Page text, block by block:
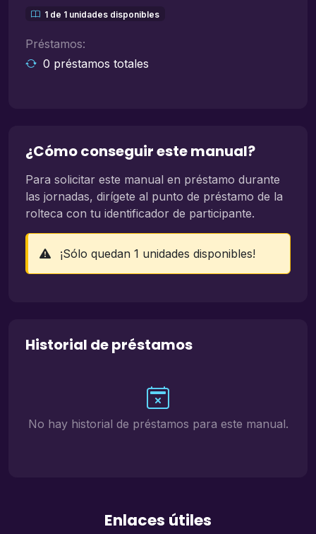
1 de 1 unidades disponibles
Préstamos:
0 préstamos totales
¿Cómo conseguir este manual?
Para solicitar este manual en préstamo durante
las jornadas, dirígete al punto de préstamo de la
rolteca con tu identificador de participante.
¡Sólo quedan 1 unidades disponibles!
Historial de préstamos
No hay historial de préstamos para este manual.
Enlaces útiles